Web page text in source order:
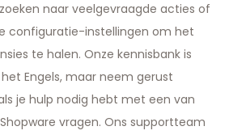
naar veelgevraagde acties of
configuratie-instellingen om het
te halen. Onze kennisbank is
Engels, maar neem gerust
je hulp nodig hebt met een van
vragen. Ons supportteam